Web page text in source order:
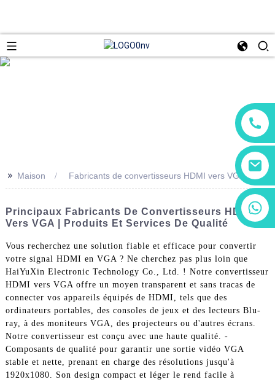
+86 18602095014
>> Maison Fabricants de convertisseurs HDMI vers VGA
Principaux Fabricants De Convertisseurs HDMI
Vers VGA | Produits Et Services De Qualité
Vous recherchez une solution fiable et efficace pour convertir
votre signal HDMI en VGA ? Ne cherchez pas plus loin que
HaiYuXin Electronic Technology Co., Ltd. ! Notre convertisseur
HDMI vers VGA offre un moyen transparent et sans tracas de
connecter vos appareils équipés de HDMI, tels que des
ordinateurs portables, des consoles de jeux et des lecteurs Blu-
ray, à des moniteurs VGA, des projecteurs ou d'autres écrans.
Notre convertisseur est conçu avec une haute qualité. -
Composants de qualité pour garantir une sortie vidéo VGA
stable et nette, prenant en charge des résolutions jusqu'à
1920x1080. Son design compact et léger le rend facile à